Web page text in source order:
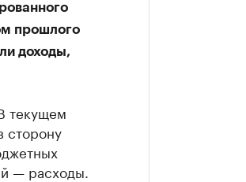
прошлого
доходы,
текущем
сторону
— расходы.